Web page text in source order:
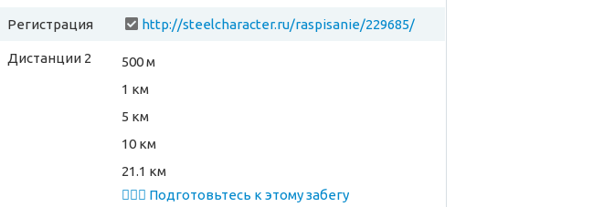
Регистрация http://steelcharacter.ru/raspisanie/229685/
Дистанции 2
500 м
1 км
5 км
10 км
21.1 км
🏃🏻‍♂️ Подготовьтесь к этому забегу